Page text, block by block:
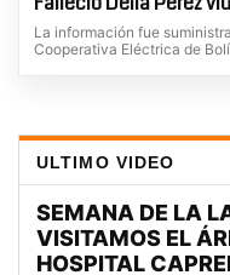
La información fue
Cooperativa Eléctrica de
ULTIMO VIDEO